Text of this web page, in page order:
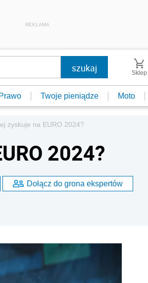
REKLAMA
Sklep
Prawo Twoje pieniądze Moto
zyskuje na EURO 2024?
2024?
Dołącz do grona ekspertów